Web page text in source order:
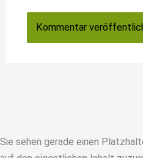
Sie sehen gerade einen